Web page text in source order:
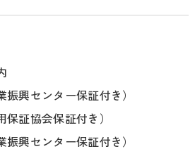
興センター保証付き）
証協会保証付き）
興センター保証付き）